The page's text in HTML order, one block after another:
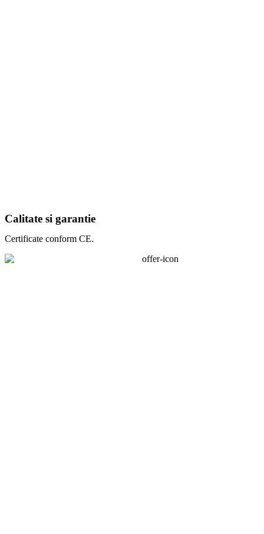
Calitate si garantie
Certificate conform CE.